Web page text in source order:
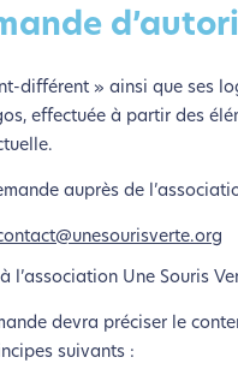
différent » ainsi que ses
effectuée à partir des
auprès de
l’association Une Souris
devra préciser le
suivants :